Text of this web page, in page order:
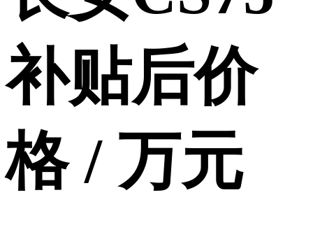
补贴后价
格 / 万元